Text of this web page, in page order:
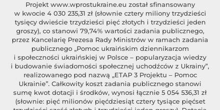
Projekt www.wprostukraine.eu został sfinansowany
w kwocie 4 030 235,31 zł (słownie cztery miliony trzydzieści
tysięcy dwieście trzydzieści pięć złotych i trzydzieści jeden
groszy), co stanowi 79,74% wartości zadania publicznego,
przez Kancelarię Prezesa Rady Ministrów w ramach zadania
publicznego „Pomoc ukraińskim dziennikarzom
i społeczności ukraińskiej w Polsce – popularyzacja wiedzy
i budowanie świadomości społecznej uchodźców z Ukrainy”,
realizowanego pod nazwą „ETAP 3 Projektu – Pomoc
Ukrainie”. Całkowity koszt zadania publicznego stanowi
sumę kwot dotacji i środków, wynosi łącznie 5 054 536,31 zł
(słownie: pięć milionów pięćdziesiąt cztery tysiące pięćset